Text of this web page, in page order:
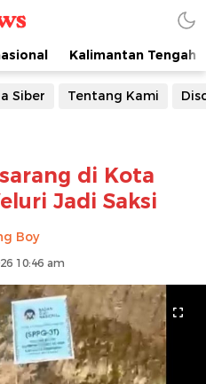
Kalimantan Tengah
Siber Tentang Kami
di Kota
Jadi Saksi
Boy
10:46 am